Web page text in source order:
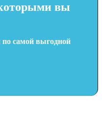
вы
самой выгодной